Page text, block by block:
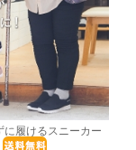
に履けるスニーカー